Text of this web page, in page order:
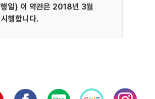
일) 이 약관은 2018년 3월
행합니다.